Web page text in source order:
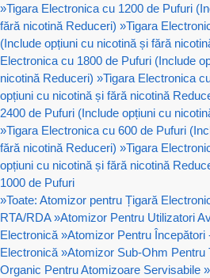
»Tigara Electronica cu 1200 de Pufuri
fără nicotină Reduceri) »Tigara
(Include opțiuni cu nicotină și fără
Electronica cu 1800 de Pufuri (Include
nicotină Reduceri) »Tigara Electronica
opțiuni cu nicotină și fără nicotină
2400 de Pufuri (Include opțiuni cu
»Tigara Electronica cu 600 de Pufuri
fără nicotină Reduceri) »Tigara
opțiuni cu nicotină și fără nicotină
1000 de Pufuri
»Toate: Atomizor pentru Țigară
RTA/RDA »Atomizor Pentru Utilizatori
Electronică »Atomizor Pentru Începători
Electronică »Atomizor Sub-Ohm Pentru
Organic Pentru Atomizoare Servisabile »